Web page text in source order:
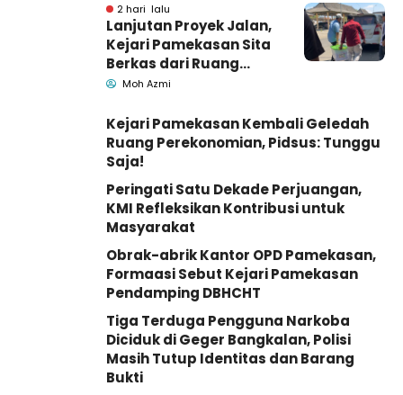
2 hari lalu
Lanjutan Proyek Jalan,
Kejari Pamekasan Sita
Berkas dari Ruang
Pemkab Pamekasan
Moh Azmi
Kejari Pamekasan Kembali Geledah
Ruang Perekonomian, Pidsus: Tunggu
Saja!
Peringati Satu Dekade Perjuangan,
KMI Refleksikan Kontribusi untuk
Masyarakat
Obrak-abrik Kantor OPD Pamekasan,
Formaasi Sebut Kejari Pamekasan
Pendamping DBHCHT
Tiga Terduga Pengguna Narkoba
Diciduk di Geger Bangkalan, Polisi
Masih Tutup Identitas dan Barang
Bukti